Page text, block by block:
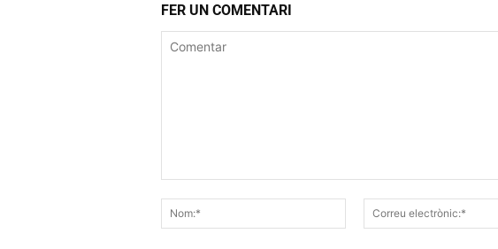
FER UN COMENTARI
Nom:*